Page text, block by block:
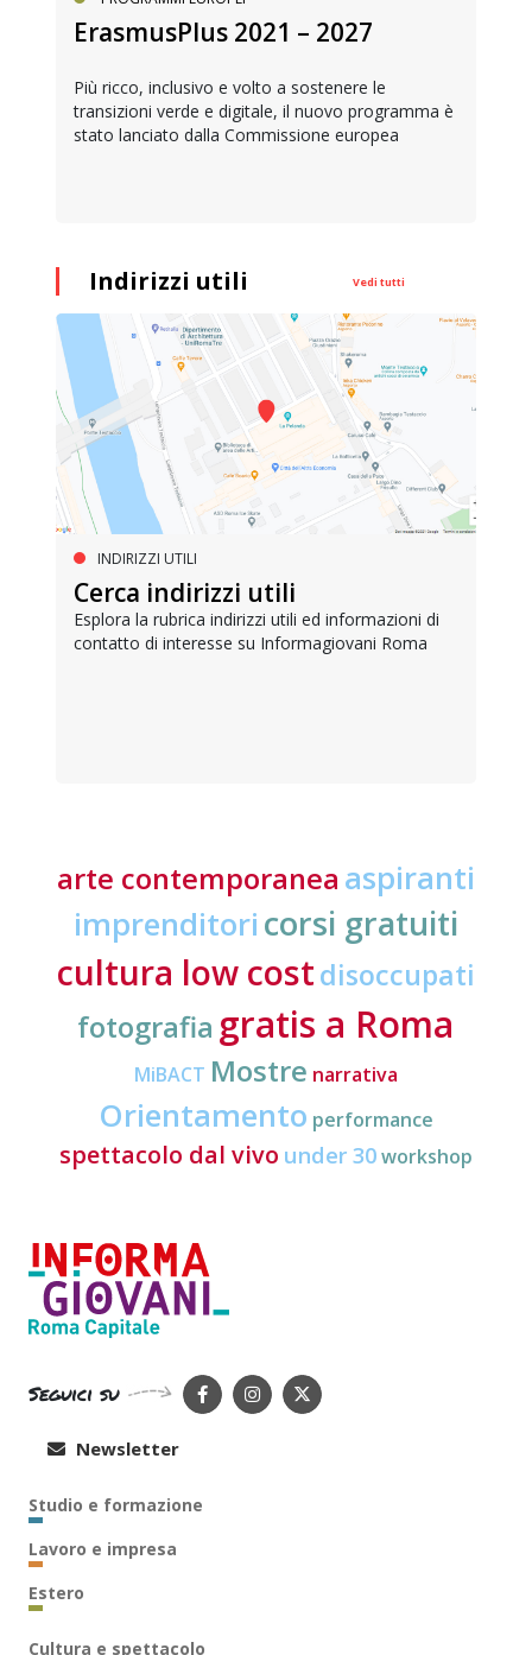
ErasmusPlus 2021 – 2027
Più ricco, inclusivo e volto a sostenere le
transizioni verde e digitale, il nuovo programma è
stato lanciato dalla Commissione europea
Indirizzi utili Vedi tutti
INDIRIZZI UTILI
Cerca indirizzi utili
Esplora la rubrica indirizzi utili ed informazioni di
contatto di interesse su Informagiovani Roma
arte contemporanea aspiranti
imprenditori corsi gratuiti
cultura low costdisoccupati
fotografia gratis a Roma
MiBACT Mostre narrativa
Orientamento performance
spettacolo dal vivo under 30workshop
Seguici su
Newsletter
Studio e formazione
Lavoro e impresa
Estero
Cultura e spettacolo